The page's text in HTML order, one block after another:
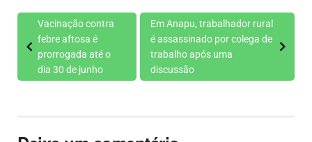
Vacinação contra
febre aftosa é
prorrogada até o
dia 30 de junho
Em Anapu, trabalhador rural
é assassinado por colega de
trabalho após uma
discussão